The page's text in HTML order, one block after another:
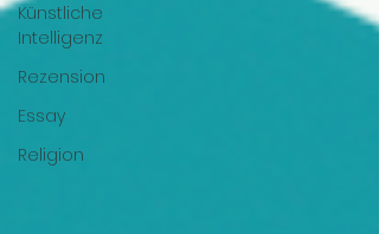
Künstliche
Intelligenz
Rezension
Essay
Religion